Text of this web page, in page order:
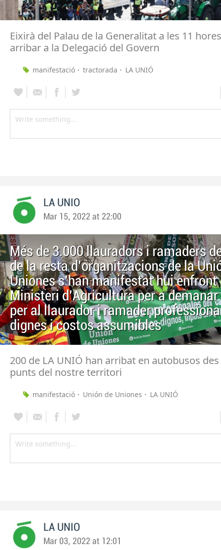
Eixirà del Palau de la Generalitat a les 11
arribar a la Delegació del Govern
manifestació tractorada LA UNIÓ
LA UNIO
Mar 15, 2022 at 22:00
Més de 3.000 llauradors i ramaders
de la resta d'organitzacions de la
Uniones s'han manifestat hui enfront
Ministeri d'Agricultura per a demanar
per al llaurador i ramader
dignes i costos assumibles
200 de LA UNIÓ han arribat en autobusos
punts del nostre territori
manifestació Unión de Uniones LA UNIÓ
LA UNIO
Mar 03, 2022 at 12:01